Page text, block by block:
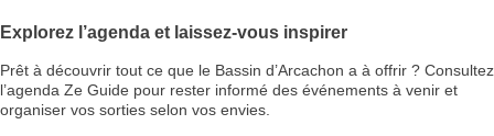
Explorez l’agenda et laissez-vous inspirer
Prêt à découvrir tout ce que le Bassin d’Arcachon a à offrir ? Consultez
l’agenda Ze Guide pour rester informé des événements à venir et
organiser vos sorties selon vos envies.